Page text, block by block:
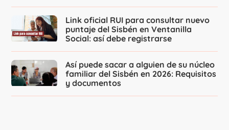
Link oficial RUI para consultar nuevo
puntaje del Sisbén en Ventanilla
Social: así debe registrarse
Así puede sacar a alguien de su núcleo
familiar del Sisbén en 2026: Requisitos
y documentos